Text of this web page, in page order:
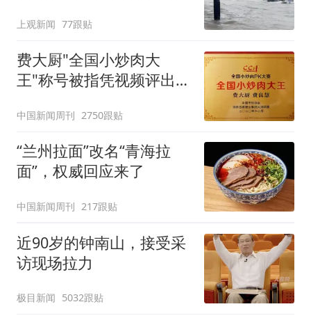
上观新闻 77跟贴
费大厨"全国小炒肉大
王"称号被指凭视频评出
中国新闻周刊 2750跟贴
“兰州拉面”改名“青海拉
面”，权威回应来了
中国新闻周刊 217跟贴
近90岁的钟南山，接受采
访现场拉力
极目新闻 5032跟贴